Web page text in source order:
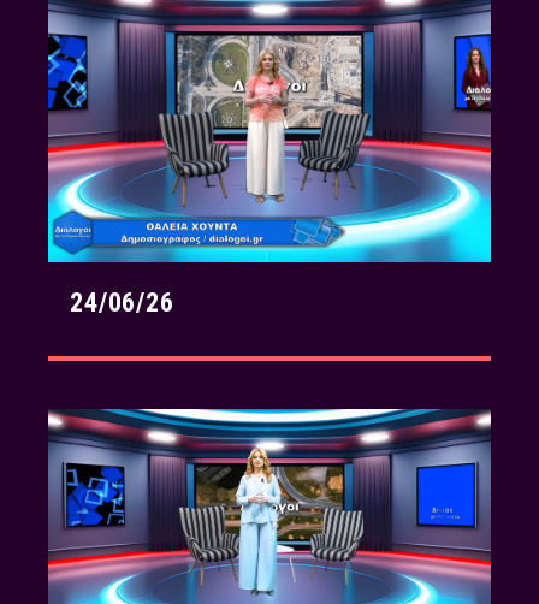
24/06/26